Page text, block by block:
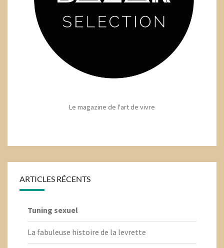
Le magazine de l'art de vivre
ARTICLES RÉCENTS
Tuning sexuel
La fabuleuse histoire de la levrette